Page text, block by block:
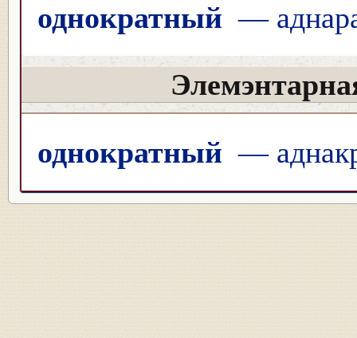
однократный —
однократный —